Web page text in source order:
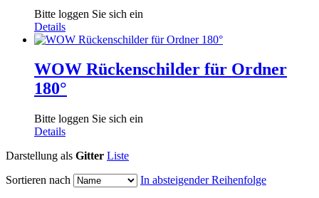
Bitte loggen Sie sich ein
Details
WOW Rückenschilder für Ordner
180°
Bitte loggen Sie sich ein
Details
Darstellung als Gitter Liste
Sortieren nach
In absteigender Reihenfolge